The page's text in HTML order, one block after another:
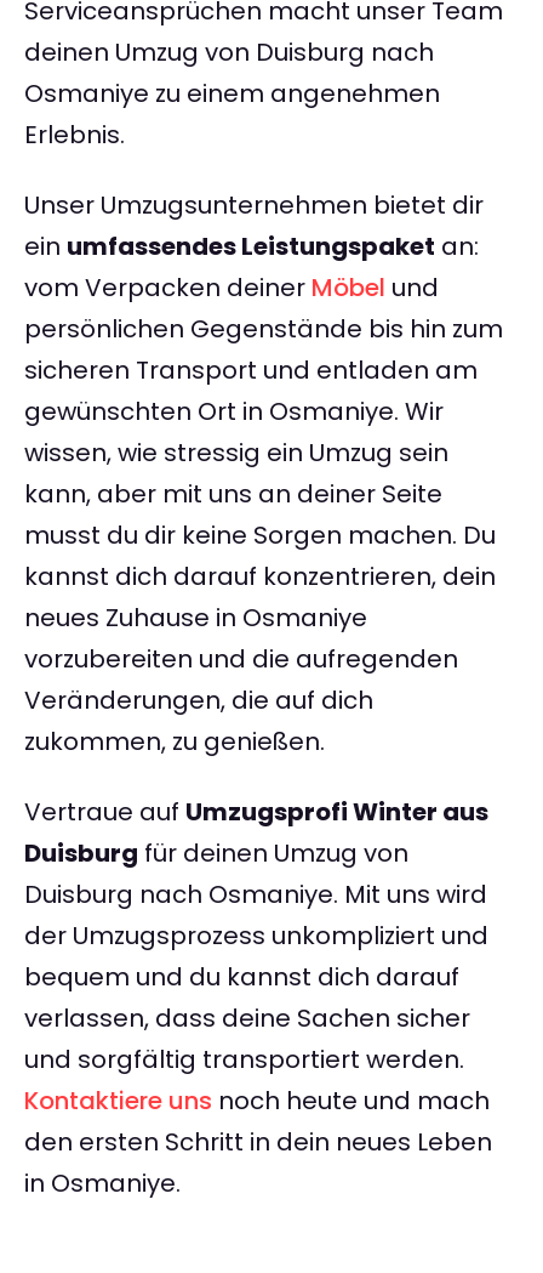
Serviceansprüchen macht unser Team
deinen Umzug von Duisburg nach
Osmaniye zu einem angenehmen
Erlebnis.
Unser Umzugsunternehmen bietet dir
ein umfassendes Leistungspaket an:
vom Verpacken deiner Möbel und
persönlichen Gegenstände bis hin zum
sicheren Transport und entladen am
gewünschten Ort in Osmaniye. Wir
wissen, wie stressig ein Umzug sein
kann, aber mit uns an deiner Seite
musst du dir keine Sorgen machen. Du
kannst dich darauf konzentrieren, dein
neues Zuhause in Osmaniye
vorzubereiten und die aufregenden
Veränderungen, die auf dich
zukommen, zu genießen.
Vertraue auf Umzugsprofi Winter aus
Duisburg für deinen Umzug von
Duisburg nach Osmaniye. Mit uns wird
der Umzugsprozess unkompliziert und
bequem und du kannst dich darauf
verlassen, dass deine Sachen sicher
und sorgfältig transportiert werden.
Kontaktiere uns noch heute und mach
den ersten Schritt in dein neues Leben
in Osmaniye.